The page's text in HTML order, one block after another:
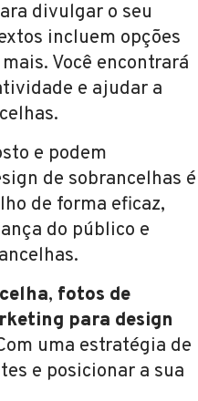
divulgar o seu
incluem opções
Você encontrará
e ajudar a
e podem
de sobrancelhas é
de forma eficaz,
do público e
, fotos de
para design
uma estratégia de
e posicionar a sua